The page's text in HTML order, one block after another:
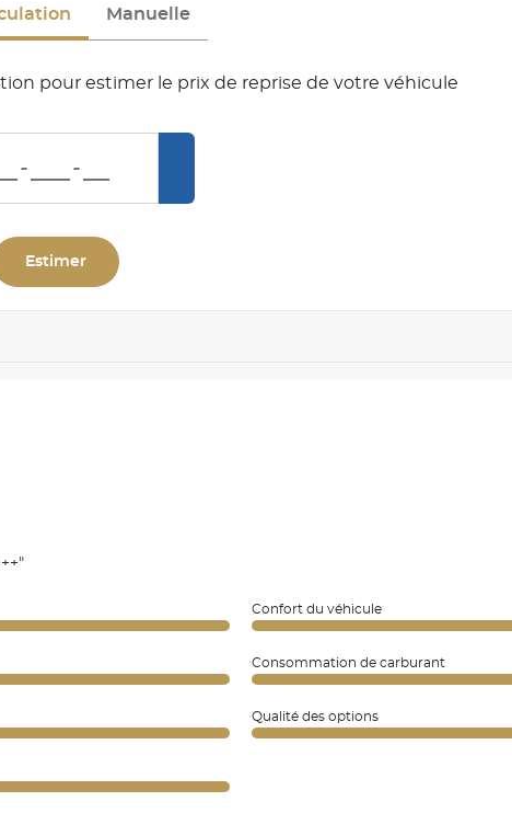
Manuelle
pour estimer le prix de reprise de votre véhicule
Estimer
Confort du véhicule
Consommation de carburant
Qualité des options